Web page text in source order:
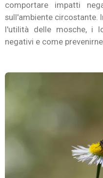
comportare impatti
sull'ambiente circostante.
l'utilità delle mosche, i
negativi e come